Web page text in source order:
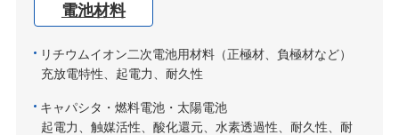
電池材料
リチウムイオン二次電池用材料（正極材、負極材など）
充放電特性、起電力、耐久性
キャパシタ・燃料電池・太陽電池
起電力、触媒活性、酸化還元、水素透過性、耐久性、耐